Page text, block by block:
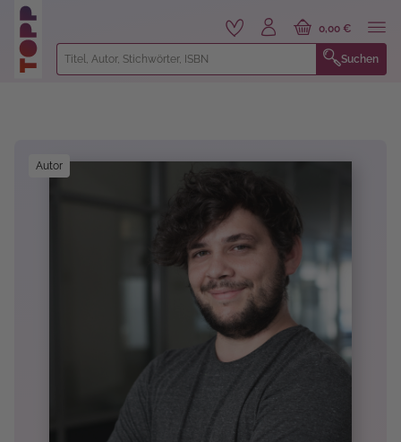
springen
Suchen
0,00 €
Autor